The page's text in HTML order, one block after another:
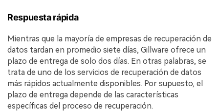
Respuesta rápida
Mientras que la mayoría de empresas de recuperación de
datos tardan en promedio siete días, Gillware ofrece un
plazo de entrega de solo dos días. En otras palabras, se
trata de uno de los servicios de recuperación de datos
más rápidos actualmente disponibles. Por supuesto, el
plazo de entrega depende de las características
específicas del proceso de recuperación.